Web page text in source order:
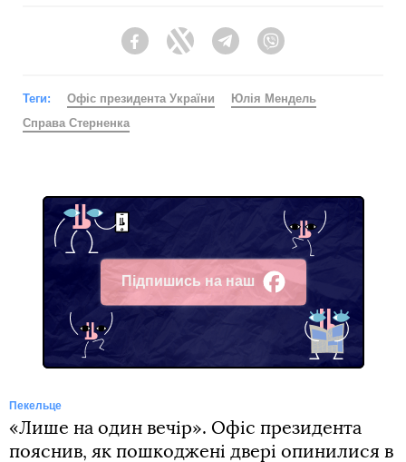
FacebookTwitter Telegram
Теги: Офіс президента України
Юлія Мендель
Справа Стерненка
Підпишись на наш
Facebook
Пекельце
«Лише на один вечір». Офіс президента
пояснив, як пошкоджені двері опинилися в